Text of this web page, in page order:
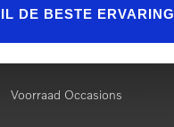
DE BESTE ERVARING
Voorraad Occasions